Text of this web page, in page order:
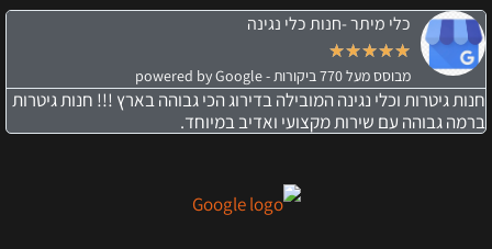
כלי מיתר -חנות כלי נגינה
★
★
★
★
★
מבוסס מעל 770 ביקורות - powered by Google
חנות גיטרות וכלי נגינה המובילה בדירוג הכי גבוהה בארץ !!! חנות גיטרות
ברמה גבוהה עם שירות מקצועי ואדיב במיוחד.